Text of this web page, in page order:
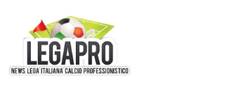
contenuto